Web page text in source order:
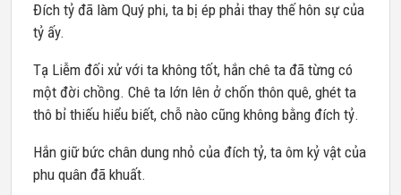
Đích tỷ đã làm Quý phi, ta bị ép phải thay thế hôn sự của
tỷ ấy.
Tạ Liễm đối xử với ta không tốt, hắn chê ta đã từng có
một đời chồng. Chê ta lớn lên ở chốn thôn quê, ghét ta
thô bỉ thiếu hiểu biết, chỗ nào cũng không bằng đích tỷ.
Hắn giữ bức chân dung nhỏ của đích tỷ, ta ôm kỷ vật của
phu quân đã khuất.